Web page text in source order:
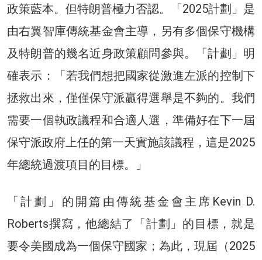
政策藍本。但特朗普極力否認。「2025計劃」是
由右翼智庫傳統基金會主導，另有多個保守機構
及特朗普的幾名近身政策顧問參與。「計劃」明
確表示：「若我們想把國家從激進左派的控制下
拯救出來，僅僅保守派贏得選舉是不夠的。我們
需要一個執政議程和合適人選，準備好在下一屆
保守派政府上任的第一天實施該議程，這是2025
年總統過渡項目的目標。」
「計劃」的開篇由傳統基金會主席Kevin D.
Roberts撰寫，他總結了「計劃」的目標，就是
要令美國成為一個保守國家；為此，現屆（2025